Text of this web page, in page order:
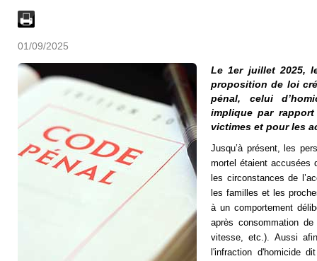
01/09/2025
Le 1er juillet 2025,
proposition de loi
pénal, celui
implique par
victimes et pour les
Jusqu’à présent, les
mortel étaient accusées
les circonstances de
les familles et les
à un comportement
après consommation
vitesse, etc.). Aussi
l'infraction d'homicide